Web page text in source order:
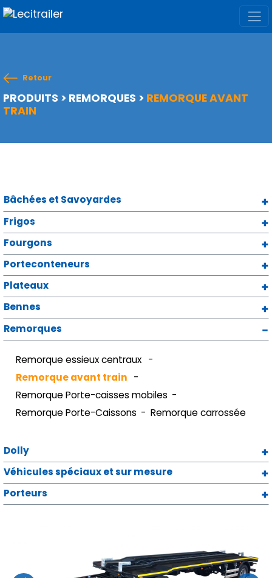
Retour
PRODUITS > REMORQUES > REMORQUE AVANT
TRAIN
Bâchées et Savoyardes
Frigos
Fourgons
Porteconteneurs
Plateaux
Bennes
Remorques
Remorque essieux centraux
Remorque avant train
Remorque Porte-caisses mobiles
Remorque Porte-Caissons
Remorque carrossée
Dolly
Véhicules spéciaux et sur mesure
Porteurs